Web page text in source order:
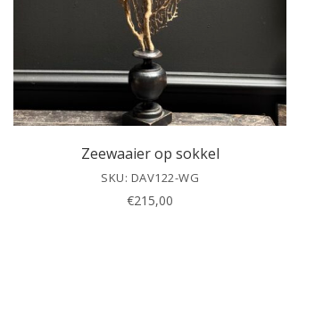
Zeewaaier op sokkel
SKU: DAV122-WG
€215,00